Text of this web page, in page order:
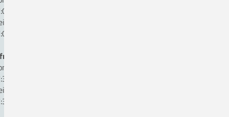
bis 16:00 Uhr
bis 13:00 Uhr
Kasse:
bis Donnerstag
bis 16:00 Uhr
bis 12:00 Uhr